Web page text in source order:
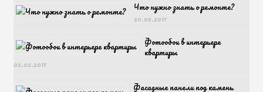
Что нужно знать о ремонте?
20.05.2017
Фотообои в интерьере
квартиры
03.02.2017
Фасадные панели под камень